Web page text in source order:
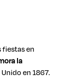
fiestas en
la
en 1867.